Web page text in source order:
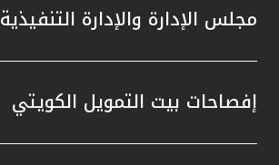
مجلس الإدارة والإدارة التنفيذية
إفصاحات بيت التمويل الكويتي